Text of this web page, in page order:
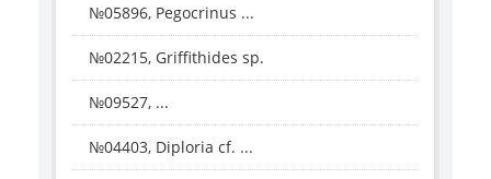
№05896, Pegocrinus ...
№02215, Griffithides sp.
№09527, ...
№04403, Diploria cf. ...